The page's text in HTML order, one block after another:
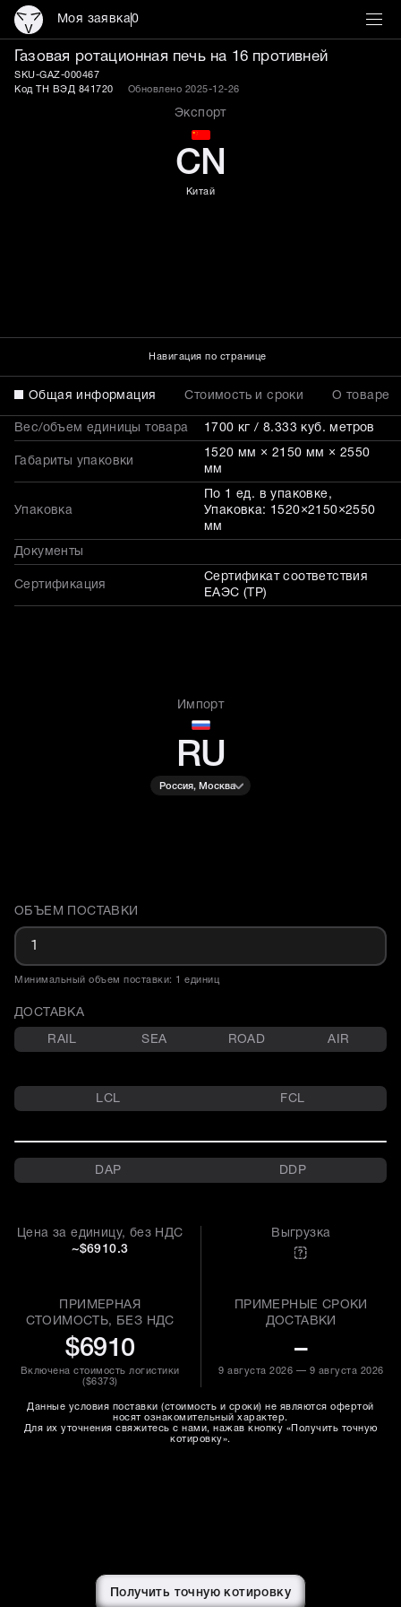
Моя заявка0
Газовая ротационная
Газовая ротационная печь на 16 противней
SKU-GAZ-000467
Код ТН ВЭД 841720
Обновлено 2025-12-26
Экспорт
CN
Китай
Навигация по странице
Общая информация Стоимость и сроки О товаре
Вес/объем единицы товара 1700 кг / 8.333 куб. метров
Габариты упаковки
1520 мм × 2150 мм × 2550
мм
Упаковка
По 1 ед. в упаковке,
Упаковка: 1520×2150×2550
мм
Документы
Сертификация
Сертификат соответствия
ЕАЭС (ТР)
Импорт
RU
Россия, Москва
Доставка и объем поставки
ОБЪЕМ ПОСТАВКИ
Минимальный объем поставки: 1 единиц
ДОСТАВКА
RAIL SEA ROAD AIR
LCL FCL
DAP DDP
Цена за единицу, без НДС
~$6910.3
ПРИМЕРНАЯ
СТОИМОСТЬ, БЕЗ НДС
$6910
Включена стоимость логистики
($6373)
Выгрузка
ПРИМЕРНЫЕ СРОКИ
ДОСТАВКИ
–
9 августа 2026 — 9 августа 2026
Данные условия поставки (стоимость и сроки) не являются офертой
носят ознакомительный характер.
Для их уточнения свяжитесь с нами, нажав кнопку «Получить точную
котировку».
Получить точную котировку